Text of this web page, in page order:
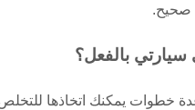
صحيح.
سيارتي بالفعل؟
خطوات يمكنك اتخاذها للتخلص